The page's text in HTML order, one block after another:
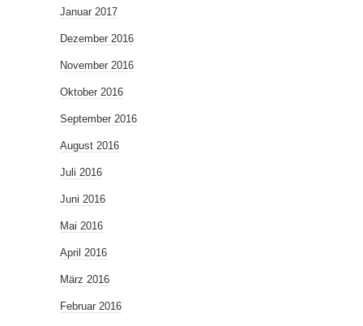
Januar 2017
Dezember 2016
November 2016
Oktober 2016
September 2016
August 2016
Juli 2016
Juni 2016
Mai 2016
April 2016
März 2016
Februar 2016